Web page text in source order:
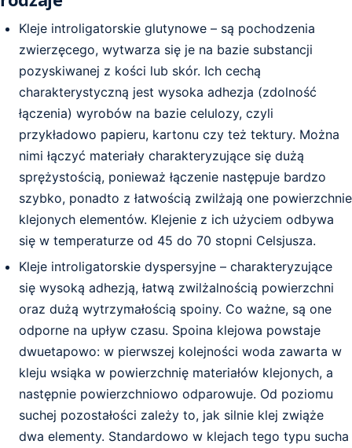
Środki Czyszcząco Regenerujące
Kleje Wysokotopliwe
Klej T2
Klej ITR
Klej Elaster
Klej Montażowy
Klej CR
Zszywacze, Zszywki
Materiały Różne
Kleje introligatorskie glutynowe – są pochodzenia
zwierzęcego, wytwarza się je na bazie substancji
pozyskiwanej z kości lub skór. Ich cechą
charakterystyczną jest wysoka adhezja (zdolność
łączenia) wyrobów na bazie celulozy, czyli
przykładowo papieru, kartonu czy też tektury. Można
nimi łączyć materiały charakteryzujące się dużą
sprężystością, ponieważ łączenie następuje bardzo
szybko, ponadto z łatwością zwilżają one powierzchnie
klejonych elementów. Klejenie z ich użyciem odbywa
się w temperaturze od 45 do 70 stopni Celsjusza.
Kleje introligatorskie dyspersyjne – charakteryzujące
się wysoką adhezją, łatwą zwilżalnością powierzchni
oraz dużą wytrzymałością spoiny. Co ważne, są one
odporne na upływ czasu. Spoina klejowa powstaje
dwuetapowo: w pierwszej kolejności woda zawarta w
kleju wsiąka w powierzchnię materiałów klejonych, a
następnie powierzchniowo odparowuje. Od poziomu
suchej pozostałości zależy to, jak silnie klej zwiąże
dwa elementy. Standardowo w klejach tego typu sucha